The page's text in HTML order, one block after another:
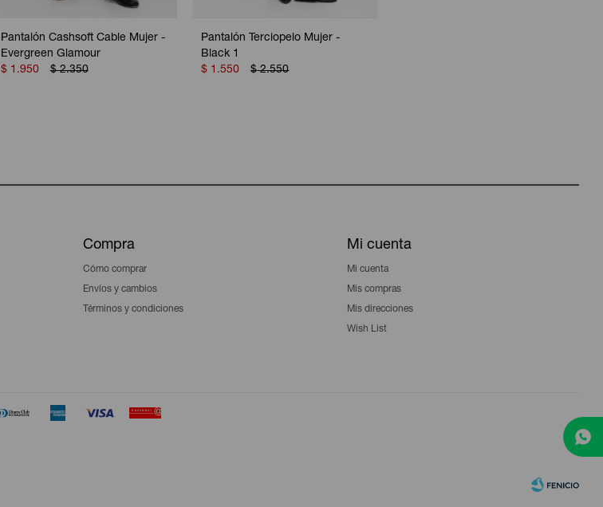
Pantalón Cashsoft Cable Mujer -
Evergreen Glamour
$ 1.950 $ 2.350
Pantalón Terciopelo Mujer -
Black 1
$ 1.550 $ 2.550
Compra
Cómo comprar
Envíos y cambios
Términos y condiciones
Mi cuenta
Mi cuenta
Mis compras
Mis direcciones
Wish List